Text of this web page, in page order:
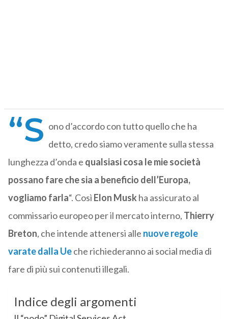
“S ono d’accordo con tutto quello che ha
detto, credo siamo veramente sulla stessa
lunghezza d’onda e qualsiasi cosa le mie società
possano fare che sia a beneficio dell’Europa,
vogliamo farla“. Così Elon Muskha assicurato al
commissario europeo per il mercato interno, Thierry
Breton, che intende attenersi alle nuove regole
varate dalla Ueche richiederanno ai social media di
fare di più sui contenuti illegali.
Indice degli argomenti